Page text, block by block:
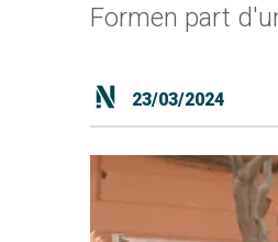
Formen part
23/03/2024